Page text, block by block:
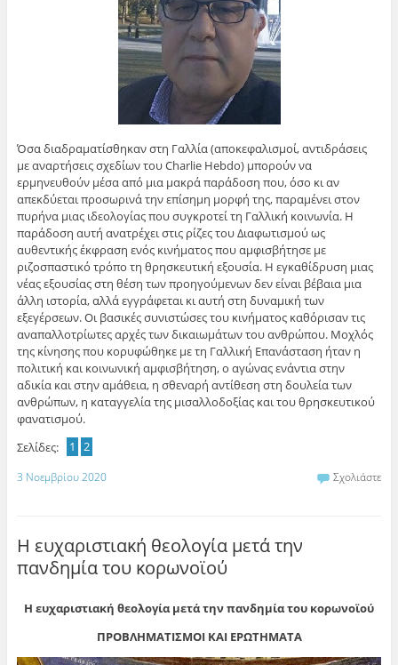
Όσα διαδραματίσθηκαν στη Γαλλία (αποκεφαλισμοί, αντιδράσεις
με αναρτήσεις σχεδίων του Charlie Hebdo) μπορούν να
ερμηνευθούν μέσα από μια μακρά παράδοση που, όσο κι αν
απεκδύεται προσωρινά την επίσημη μορφή της, παραμένει στον
πυρήνα μιας ιδεολογίας που συγκροτεί τη Γαλλική κοινωνία. Η
παράδοση αυτή ανατρέχει στις ρίζες του Διαφωτισμού ως
αυθεντικής έκφραση ενός κινήματος που αμφισβήτησε με
ριζοσπαστικό τρόπο τη θρησκευτική εξουσία. Η εγκαθίδρυση μιας
νέας εξουσίας στη θέση των προηγούμενων δεν είναι βέβαια μια
άλλη ιστορία, αλλά εγγράφεται κι αυτή στη δυναμική των
εξεγέρσεων. Οι βασικές συνιστώσες του κινήματος καθόρισαν τις
αναπαλλοτρίωτες αρχές των δικαιωμάτων του ανθρώπου. Μοχλός
της κίνησης που κορυφώθηκε με τη Γαλλική Επανάσταση ήταν η
πολιτική και κοινωνική αμφισβήτηση, ο αγώνας ενάντια στην
αδικία και στην αμάθεια, η σθεναρή αντίθεση στη δουλεία των
ανθρώπων, η καταγγελία της μισαλλοδοξίας και του θρησκευτικού
φανατισμού.
Σελίδες:
1 2
3 Νοεμβρίου 2020 Σχολιάστε
Η ευχαριστιακή θεολογία μετά την
πανδημία του κορωνοϊού
Η ευχαριστιακή θεολογία μετά την πανδημία του κορωνοϊού
ΠΡΟΒΛΗΜΑΤΙΣΜΟΙ ΚΑΙ ΕΡΩΤΗΜΑΤΑ